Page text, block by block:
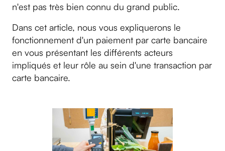
n'est pas très bien connu du grand public.
Dans cet article, nous vous expliquerons le
fonctionnement d'un paiement par carte bancaire
en vous présentant les différents acteurs
impliqués et leur rôle au sein d'une transaction par
carte bancaire.